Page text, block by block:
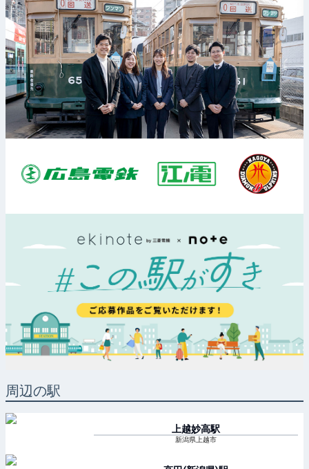
周辺の駅
上越妙高駅
新潟県上越市